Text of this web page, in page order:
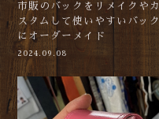
市販のバックをリメイクやカ
スタムして使いやすいバック
にオーダーメイド
2024.09.08